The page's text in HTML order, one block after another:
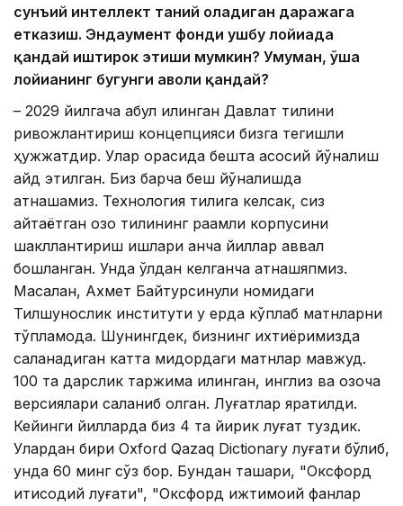
сунъий интеллект таний оладиган даражага
етказиш. Эндаумент фонди ушбу лойиҳада
қандай иштирок этиши мумкин? Умуман, ўша
лойиҳанинг бугунги аҳволи қандай?
– 2029 йилгача қабул қилинган Давлат тилини
ривожлантириш концепцияси бизга тегишли
ҳужжатдир. Улар орасида бешта асосий йўналиш
қайд этилган. Биз барча беш йўналишда
қатнашамиз. Технология тилига келсак, сиз
айтаётган қозоқ тилининг рақамли корпусини
шакллантириш ишлари анча йиллар аввал
бошланган. Унда қўлдан келганча қатнашяпмиз.
Масалан, Ахмет ​​Байтурсинули номидаги
Тилшунослик институти у ерда кўплаб матнларни
тўпламоқда. Шунингдек, бизнинг ихтиёримизда
сақланадиган катта миқдордаги матнлар мавжуд.
100 та дарслик таржима қилинган, инглиз ва қозоқча
версиялари сақланиб қолган. Луғатлар яратилди.
Кейинги йилларда биз 4 та йирик луғат туздик.
Улардан бири Oxford Qazaq Dictionary луғати бўлиб,
унда 60 минг сўз бор. Бундан ташқари, "Оксфорд
иқтисодий луғати", "Оксфорд ижтимоий фанлар